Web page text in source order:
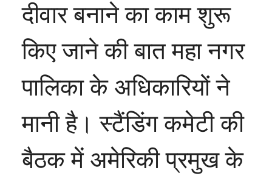
दीवार बनाने का काम शुरू
किए जाने की बात महा नगर
पालिका के अधिकारियों ने
मानी है। स्टैंडिंग कमेटी की
बैठक में अमेरिकी प्रमुख के